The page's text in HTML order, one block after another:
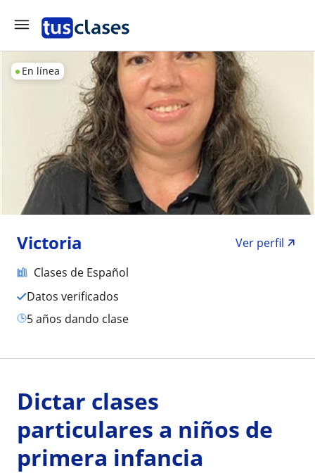
En línea
Victoria
Ver perfil
Clases de Español
Datos verificados
5 años dando clase
Dictar clases
particulares a niños de
primera infancia